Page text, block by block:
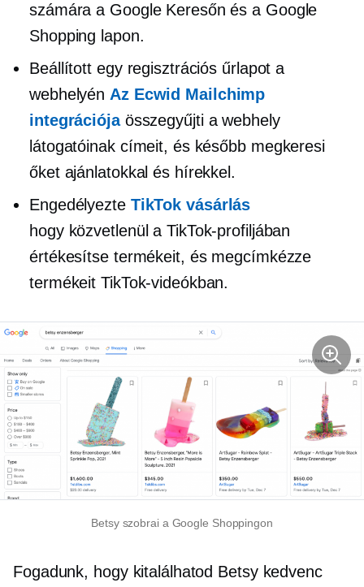
számára a Google Keresőn és a Google
Shopping lapon.
Beállított egy regisztrációs űrlapot a
webhelyén Az Ecwid Mailchimp
integrációjaösszegyűjti a webhely
látogatóinak címeit, és később megkeresi
őket ajánlatokkal és hírekkel.
Engedélyezte TikTok vásárlás
hogy közvetlenül a TikTok-profiljában
értékesítse termékeit, és megcímkézze
termékeit TikTok-videókban.
Betsy szobrai a Google Shoppingon
Fogadunk, hogy kitalálhatod Betsy kedvenc